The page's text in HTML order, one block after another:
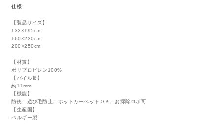
仕様
【製品サイズ】
133×195cm
160×230cm
200×250cm
【材質】
ポリプロピレン100%
【パイル長】
約11mm
【機能】
防炎、遊び毛防止、ホットカーペットＯＫ、お掃除ロボ可
【生産国】
ベルギー製